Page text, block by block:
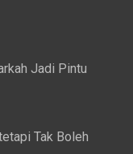
Jadi Pintu
Tak Boleh